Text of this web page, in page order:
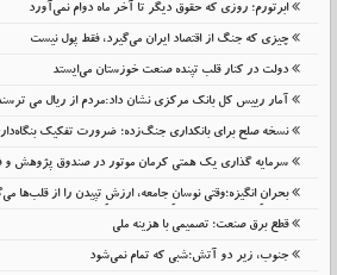
ابرتورم؛ روزی که حقوق دیگر تا آخر ماه دوام نمی‌آورد
چیزی که جنگ از اقتصاد ایران می‌گیرد، فقط پول نیست
دولت در کنار قلب تپنده صنعت خوزستان می‌ایستد
آمار رییس کل بانک مرکزی نشان داد:مردم از ریال می ترسند
نسخه صلح برای بانکداری جنگ‌زده؛ ضرورت تفکیک بنگاه‌داری
سرمایه گذاری یک همتی کرمان موتور در صندوق پژوهش و
بحرانِ انگیزه؛وقتی نوسانِ جامعه، ارزشِ تپیدن را از قلب‌ها
قطع برق صنعت؛ تصمیمی با هزینه ملی
جنوب، زیر دو آتش؛شبی که تمام نمی‌شود